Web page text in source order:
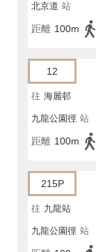
北京道 站
距離 100m
12
往 海麗邨
九龍公園徑 站
距離 100m
215P
往 九龍站
九龍公園徑 站